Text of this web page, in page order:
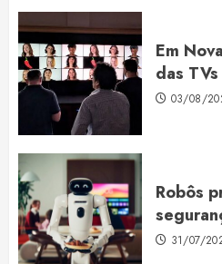
Em
das TVs
03/08/
Robôs
31/07/